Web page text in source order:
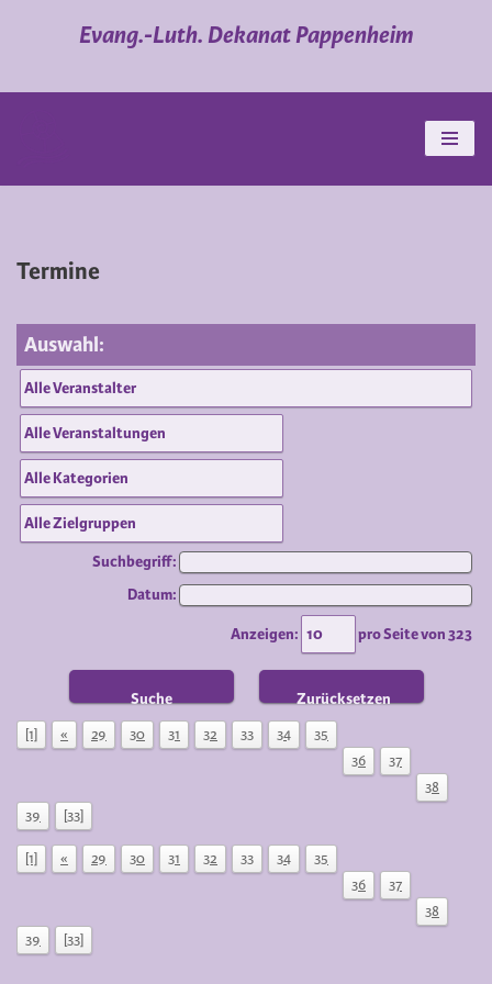
Evang.-Luth. Dekanat Pappenheim
Termine
Auswahl:
Suchbegriff:
Datum:
Anzeigen: pro Seite von323
Suche Zurücksetzen
[1] « 29 30 31 32 33 34
35
36
37
38
39
[33]
[1] « 29 30 31 32 33 34
35
36
37
38
39
[33]